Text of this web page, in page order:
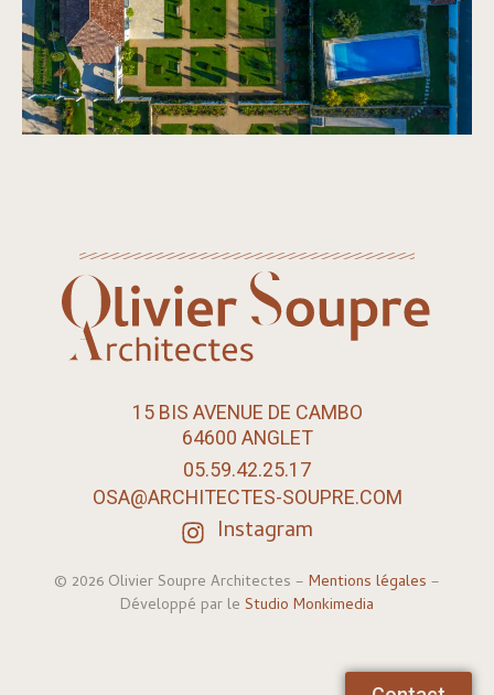
15 BIS AVENUE DE CAMBO
64600 ANGLET
05.59.42.25.17
OSA@ARCHITECTES-SOUPRE.COM
Instagram
© 2026 Olivier Soupre Architectes – Mentions légales –
Développé par le Studio Monkimedia